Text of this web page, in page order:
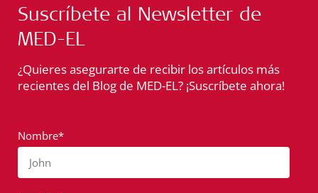
Suscríbete al Newsletter de
MED-EL
¿Quieres asegurarte de recibir los artículos más
recientes del Blog de MED-EL? ¡Suscríbete ahora!
Nombre*
John